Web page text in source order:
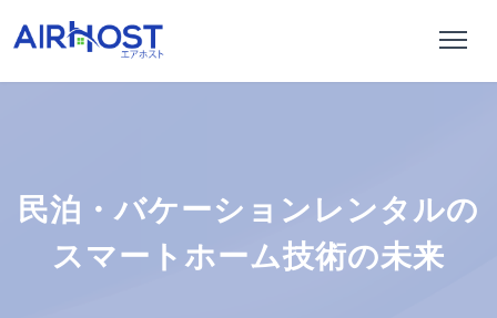
民泊・バケーションレンタルの
スマートホーム技術の未来